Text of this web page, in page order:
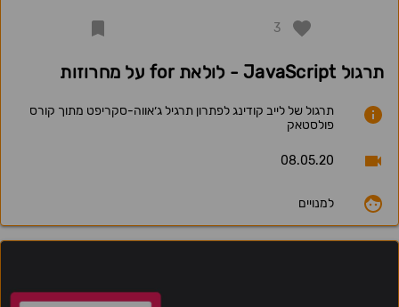
3
תרגול JavaScript - לולאת for על מחרוזות
תרגול של לייב קודינג לפתרון תרגיל ג׳אווה-סקריפט מתוך קורס
פולסטאק
08.05.20
למנויים